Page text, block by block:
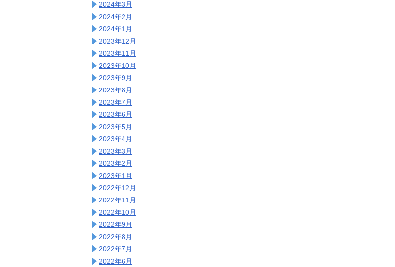
2024年3月
2024年2月
2024年1月
2023年12月
2023年11月
2023年10月
2023年9月
2023年8月
2023年7月
2023年6月
2023年5月
2023年4月
2023年3月
2023年2月
2023年1月
2022年12月
2022年11月
2022年10月
2022年9月
2022年8月
2022年7月
2022年6月